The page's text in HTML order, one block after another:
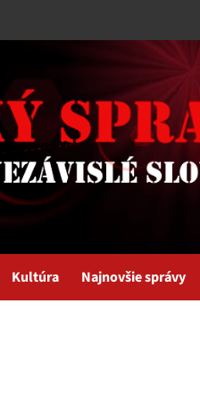
Kultúra Najnovšie správy